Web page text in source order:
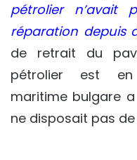
pétrolier n’avait
réparation depuis
de retrait du
pétrolier est en
maritime bulgare
ne disposait pas